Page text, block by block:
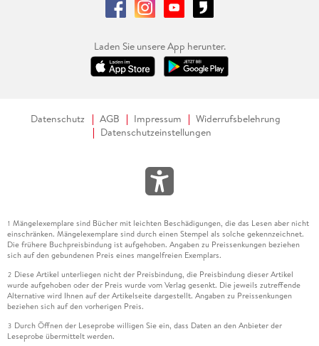
Laden Sie unsere App herunter.
Datenschutz AGB Impressum
Widerrufsbelehrung
Datenschutzeinstellungen
1 Mängelexemplare sind Bücher mit leichten Beschädigungen, die das Lesen aber nicht
einschränken. Mängelexemplare sind durch einen Stempel als solche gekennzeichnet.
Die frühere Buchpreisbindung ist aufgehoben. Angaben zu Preissenkungen beziehen
sich auf den gebundenen Preis eines mangelfreien Exemplars.
2 Diese Artikel unterliegen nicht der Preisbindung, die Preisbindung dieser Artikel
wurde aufgehoben oder der Preis wurde vom Verlag gesenkt. Die jeweils zutreffende
Alternative wird Ihnen auf der Artikelseite dargestellt. Angaben zu Preissenkungen
beziehen sich auf den vorherigen Preis.
3 Durch Öffnen der Leseprobe willigen Sie ein, dass Daten an den Anbieter der
Leseprobe übermittelt werden.